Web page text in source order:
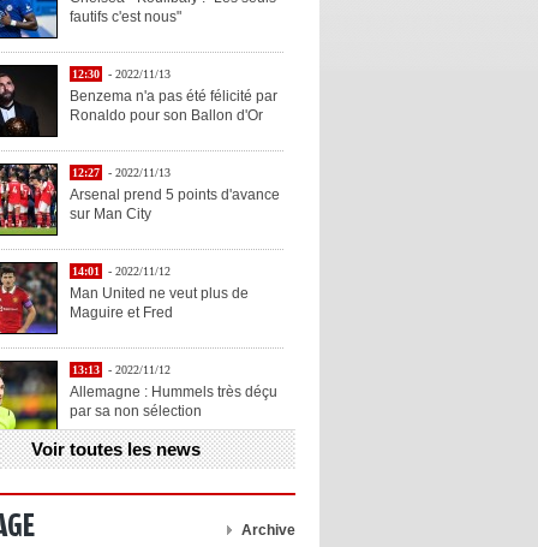
fautifs c'est nous"
12:30 - 2022/11/13
Benzema n'a pas été félicité par
Ronaldo pour son Ballon d'Or
12:27 - 2022/11/13
Arsenal prend 5 points d'avance
sur Man City
14:01 - 2022/11/12
Man United ne veut plus de
Maguire et Fred
13:13 - 2022/11/12
Allemagne : Hummels très déçu
par sa non sélection
13:11 - 2022/11/12
Henry explique la chose qu'il
Voir toutes les news
Archive